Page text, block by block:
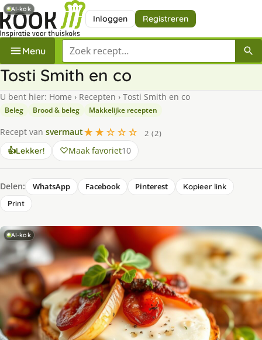
Inloggen Registreren
Menu Zoek een recept
Tosti Smith en co
U bent hier: Home › Recepten › Tosti Smith en co
Beleg Brood & beleg Makkelijke recepten
Recept van svermaut★★☆☆☆
2 (2)
👍Lekker! Maak favoriet10
Delen: WhatsApp Facebook Pinterest
Kopieer link
Print
AI-kok
AI-kok